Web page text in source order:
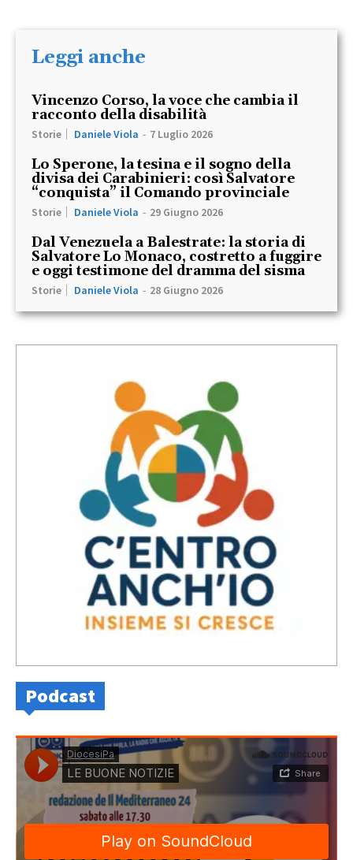
Leggi anche
Vincenzo Corso, la voce che cambia il
racconto della disabilità
Storie Daniele Viola - 7 Luglio 2026
Lo Sperone, la tesina e il sogno della
divisa dei Carabinieri: così Salvatore
“conquista” il Comando provinciale
Storie Daniele Viola - 29 Giugno 2026
Dal Venezuela a Balestrate: la storia di
Salvatore Lo Monaco, costretto a fuggire
e oggi testimone del dramma del sisma
Storie Daniele Viola - 28 Giugno 2026
Podcast